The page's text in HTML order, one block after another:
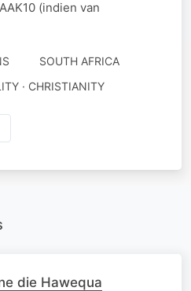
(indien van
SOUTH AFRICA
· CHRISTIANITY
die Hawequa